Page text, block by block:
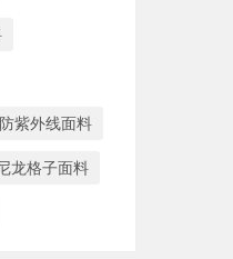
紫外线面料
龙格子面料